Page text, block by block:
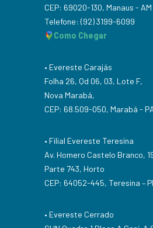
CEP: 69020-130, Manaus - AM
Telefone: (92) 3199-6099
Como Chegar
• Evereste Carajás
Folha 26, Qd 06, 03, Lote F,
Nova Marabá,
CEP: 68.509-050, Marabá -
• Filial Evereste Teresina
Av. Homero Castelo Branco,
Parte 743, Horto
CEP: 64052-445, Teresina – PI
• Evereste Cerrado